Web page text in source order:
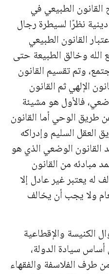
القانونالطبيعيفي
دينية نظرًا لسيطرةرجال
القانونالطبيعي
اللهوخالقالطبيعة حتى
وتمتقسيمالقانون
الإلهي ثم القانون
فالأول هو مشيئة
طريق الوحي أما القانون
السليم وإدراكه
القانون الوضعي الذي هو
مبادئه من القانون
يعتبر غير عادل إلا
ولا يجب أن يخالف
الكنيسة والإقطاعية
أساسسيادةالدولة،
طرف الفلاسفة والفقهاء